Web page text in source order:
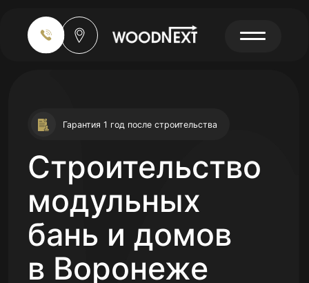
Строительство
модульных
бань и домов
в Воронеже
Объединили наш опыт в более чем 400
типовых планировках. Так